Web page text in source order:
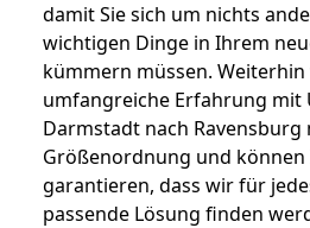
damit Sie sich um nichts
wichtigen Dinge in Ihrem
kümmern müssen.
umfangreiche Erfahrung mit
Darmstadt nach
Größenordnung und
garantieren, dass wir für
passende Lösung finden